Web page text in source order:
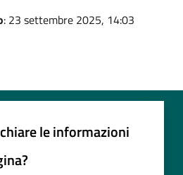
: 23 settembre 2025, 14:03
le informazioni